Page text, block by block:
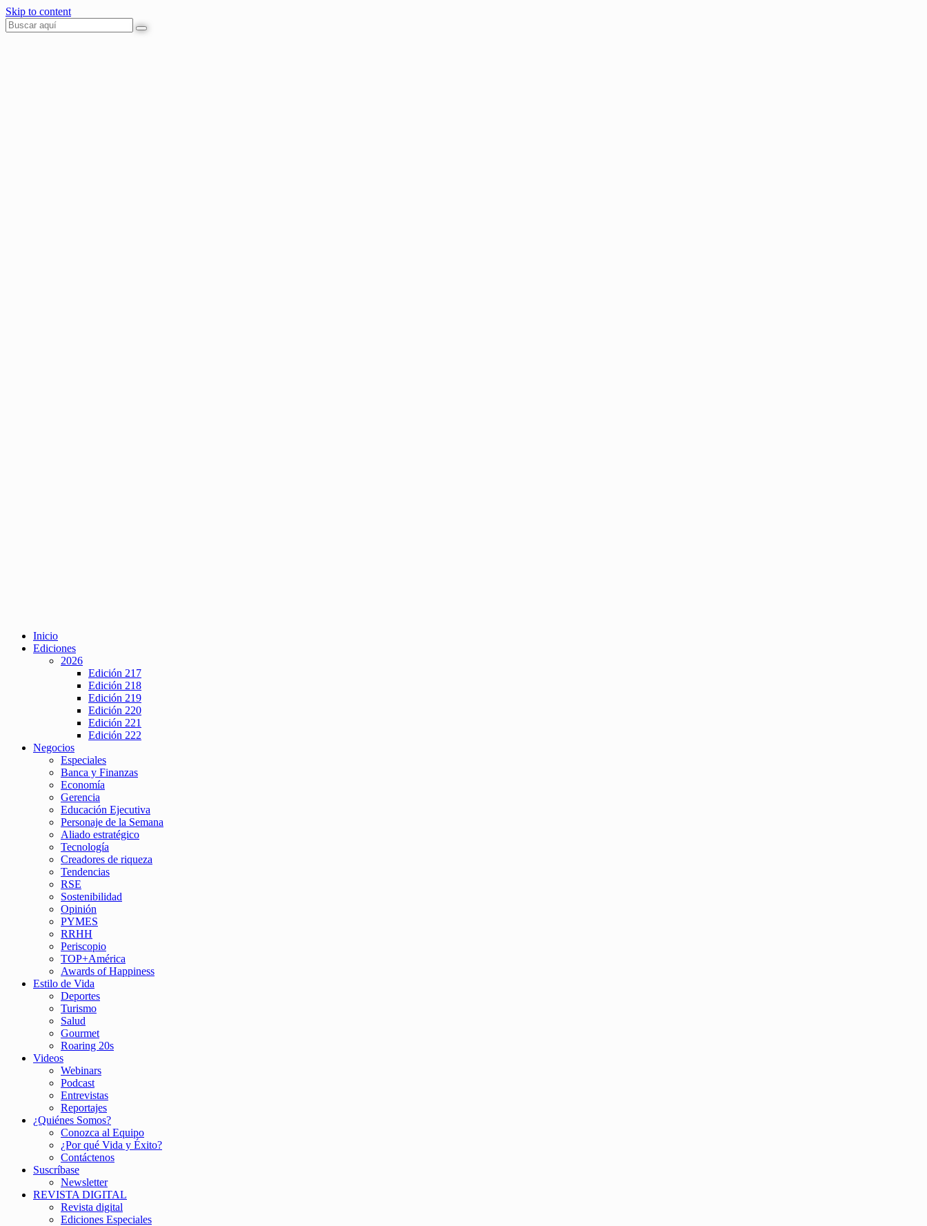
Skip to content
Inicio
Ediciones
2026
Edición 217
Edición 218
Edición 219
Edición 220
Edición 221
Edición 222
Negocios
Especiales
Banca y Finanzas
Economía
Gerencia
Educación Ejecutiva
Personaje de la Semana
Aliado estratégico
Tecnología
Creadores de riqueza
Tendencias
RSE
Sostenibilidad
Opinión
PYMES
RRHH
Periscopio
TOP+América
Awards of Happiness
Estilo de Vida
Deportes
Turismo
Salud
Gourmet
Roaring 20s
Videos
Webinars
Podcast
Entrevistas
Reportajes
¿Quiénes Somos?
Conozca al Equipo
¿Por qué Vida y Éxito?
Contáctenos
Suscríbase
Newsletter
REVISTA DIGITAL
Revista digital
Ediciones Especiales